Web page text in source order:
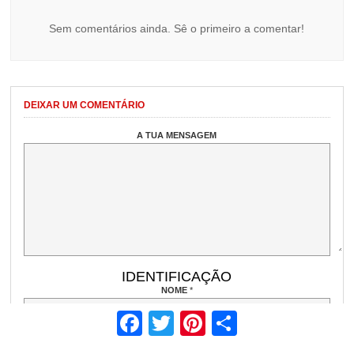
Sem comentários ainda. Sê o primeiro a comentar!
DEIXAR UM COMENTÁRIO
A TUA MENSAGEM
IDENTIFICAÇÃO
NOME *
EMAIL(NÃO PUBLICADO)
Facebook Twitter Pinterest